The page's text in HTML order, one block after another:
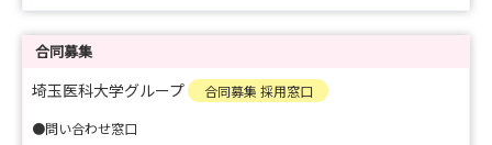
い。
★イベントのお知らせ
合同募集
埼玉医科大学グループ
合同募集 採用窓口
●問い合わせ窓口